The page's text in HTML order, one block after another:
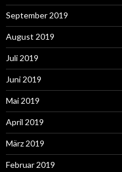
September 2019
August 2019
Juli 2019
Juni 2019
Mai 2019
April 2019
März 2019
Februar 2019